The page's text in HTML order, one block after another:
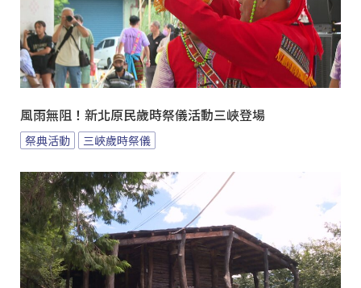
風雨無阻！新北原民歲時祭儀活動三峽登場
祭典活動 三峽歲時祭儀